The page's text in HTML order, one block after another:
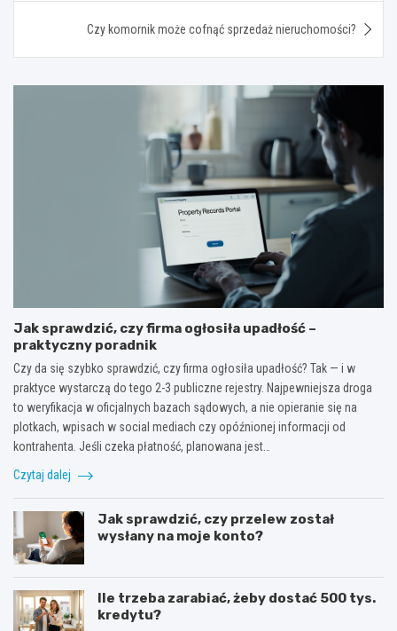
Czy komornik może cofnąć sprzedaż nieruchomości?
Jak sprawdzić, czy firma ogłosiła upadłość –
praktyczny poradnik
Czy da się szybko sprawdzić, czy firma ogłosiła upadłość? Tak — i w
praktyce wystarczą do tego 2-3 publiczne rejestry. Najpewniejsza droga
to weryfikacja w oficjalnych bazach sądowych, a nie opieranie się na
plotkach, wpisach w social mediach czy opóźnionej informacji od
kontrahenta. Jeśli czeka płatność, planowana jest…
Czytaj dalej
Jak sprawdzić, czy przelew został
wysłany na moje konto?
Ile trzeba zarabiać, żeby dostać 500 tys.
kredytu?